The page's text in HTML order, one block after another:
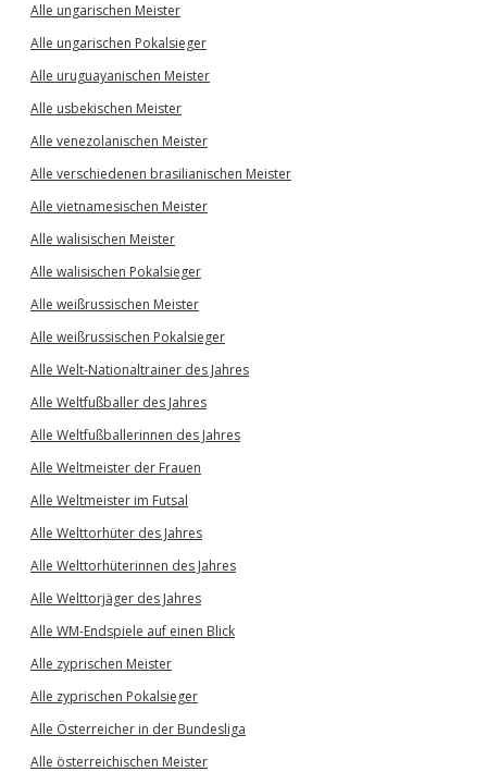
Alle ungarischen Meister
Alle ungarischen Pokalsieger
Alle uruguayanischen Meister
Alle usbekischen Meister
Alle venezolanischen Meister
Alle verschiedenen brasilianischen Meister
Alle vietnamesischen Meister
Alle walisischen Meister
Alle walisischen Pokalsieger
Alle weißrussischen Meister
Alle weißrussischen Pokalsieger
Alle Welt-Nationaltrainer des Jahres
Alle Weltfußballer des Jahres
Alle Weltfußballerinnen des Jahres
Alle Weltmeister der Frauen
Alle Weltmeister im Futsal
Alle Welttorhüter des Jahres
Alle Welttorhüterinnen des Jahres
Alle Welttorjäger des Jahres
Alle WM-Endspiele auf einen Blick
Alle zyprischen Meister
Alle zyprischen Pokalsieger
Alle Österreicher in der Bundesliga
Alle österreichischen Meister